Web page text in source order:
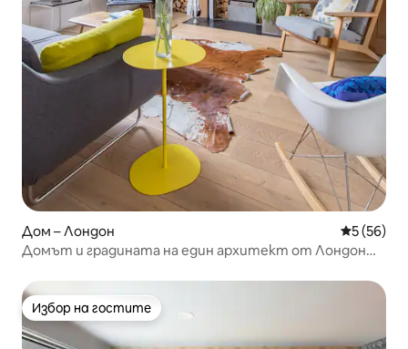
Дом – Лондон Средна
5 (56)
Домът и градината на един архитект от Лондон
Избор на гостите
Избор на гостите